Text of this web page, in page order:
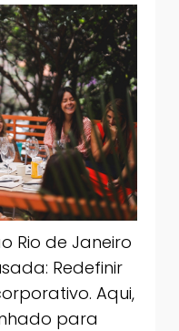
Rio de Janeiro
Redefinir
Aqui,
para